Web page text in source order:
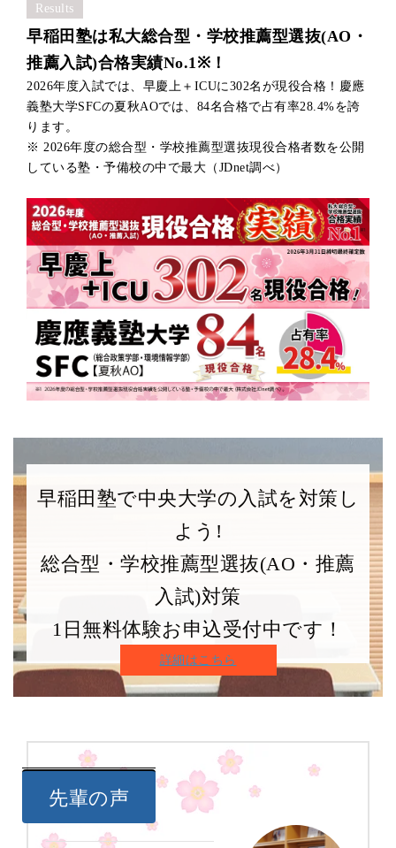
学部
入試方式
出願時期
(評定平均)
英語資格
国際経営学部
自己推薦
入学試験
志願理
英語検定試
学部
入試方式
出願時期
成績
(評定平均)
英語資格
経済学部
高大接続入学試験
【自己推薦型】
9月上旬 指定なし 指定なし
志願者経
学部
入試方式
出願時期
成績
(評定平均)
英語資格
活動
出願時期 主
自己推薦入学試験
9月中旬
活動
※学科によって出願要件や選考内容が大きく異なります。
詳細は大学ホームページから要項をご確認ください。
社会理工学部 都市環境学科
高大接続型
自己推薦入学試験
9月中旬
Results
早稲田塾は私大総合型・学校推薦型選抜(AO・
推薦入試)合格実績No.1※！
2026年度入試では、早慶上＋ICUに302名が現役合格！慶應
義塾大学SFCの夏秋AOでは、84名合格で占有率28.4%を誇
ります。
※ 2026年度の総合型・学校推薦型選抜現役合格者数を公開
している塾・予備校の中で最大（JDnet調べ）
早稲田塾で中央大学の入試を対策し
よう!
総合型・学校推薦型選抜(AO・推薦
入試)対策
1日無料体験お申込受付中です！
詳細はこちら
先輩の声